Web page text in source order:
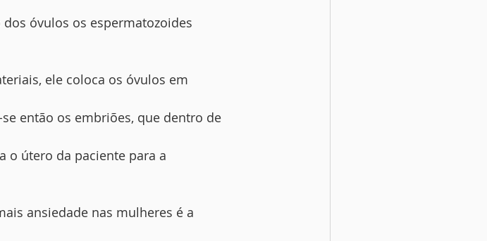
óvulos os espermatozoides
ele coloca os óvulos em
então os embriões, que dentro de
o útero da paciente para a
ansiedade nas mulheres é a